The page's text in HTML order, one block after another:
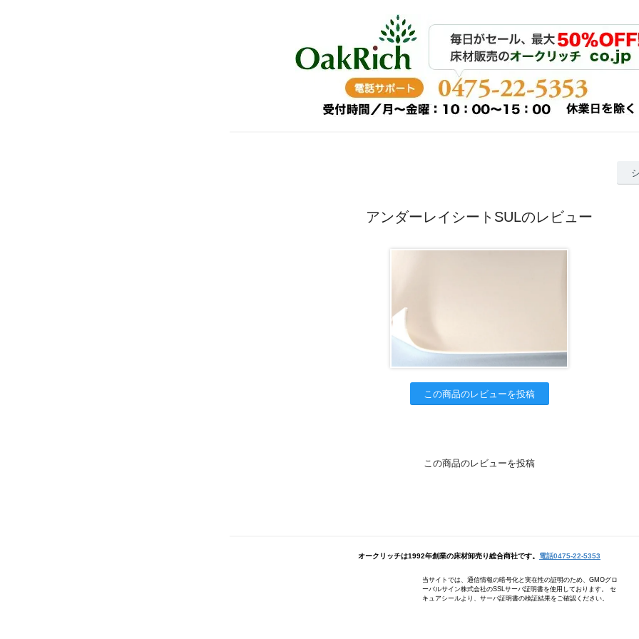
アンダーレイシートSULのレビュー
この商品のレビューを投稿
この商品のレビューを投稿
オークリッチは1992年創業の床材卸売り総合商社です。 電話0475-22-5353
当サイトでは、通信情報の暗号化と実在性の証明のため、GMOグロ
ーバルサイン株式会社のSSLサーバ証明書を使用しております。 セ
キュアシールより、サーバ証明書の検証結果をご確認ください。